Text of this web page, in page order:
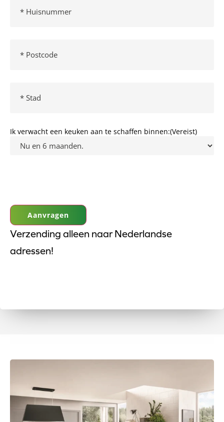
Ik verwacht een keuken aan te schaffen binnen:(Vereist)
Verzending alleen naar Nederlandse
adressen!